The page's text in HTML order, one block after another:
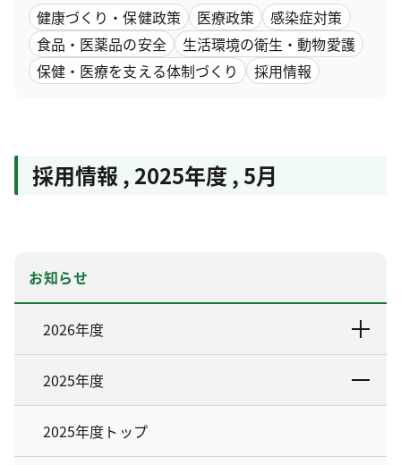
健康づくり・保健政策 医療政策
感染症対策
食品・医薬品の安全
生活環境の衛生・動物愛護
保健・医療を支える体制づくり
採用情報
採用情報 , 2025年度 ,5月
お知らせ
2026年度
2025年度
2025年度トップ